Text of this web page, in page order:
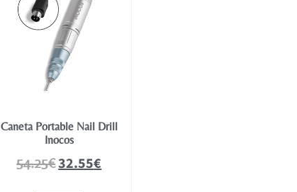
Caneta Portable Nail Drill
Inocos
54.25€32.55€